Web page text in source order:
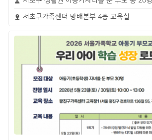
서초구가족센터 방배본부 4층 교육실